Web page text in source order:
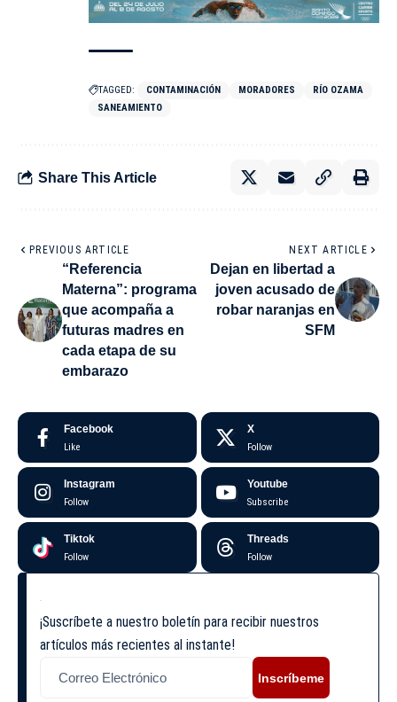
TAGGED: CONTAMINACIÓN MORADORES
RÍO OZAMA
SANEAMIENTO
Share This Article
PREVIOUS ARTICLE
“Referencia
Materna”: programa
que acompaña a
futuras madres en
cada etapa de su
embarazo
NEXT ARTICLE
Dejan en libertad a
joven acusado de
robar naranjas en
SFM
Facebook
Like
X
Follow
Instagram
Follow
Youtube
Subscribe
Tiktok
Follow
Threads
Follow
¡Suscríbete a nuestro boletín para recibir nuestros
artículos más recientes al instante!
Inscríbeme